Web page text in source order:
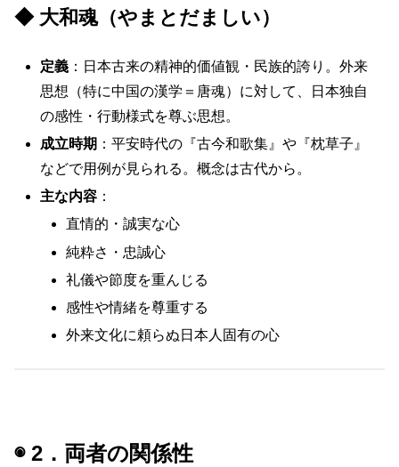
◆ 大和魂（やまとだましい）
定義 ：日本古来の精神的価値観・民族的誇り。外来
思想（特に中国の漢学＝唐魂）に対して、日本独自
の感性・行動様式を尊ぶ思想。
成立時期 ：平安時代の『古今和歌集』や『枕草子』
などで用例が見られる。概念は古代から。
主な内容 ：
直情的・誠実な心
純粋さ・忠誠心
礼儀や節度を重んじる
感性や情緒を尊重する
外来文化に頼らぬ日本人固有の心
◉ 2．両者の関係性